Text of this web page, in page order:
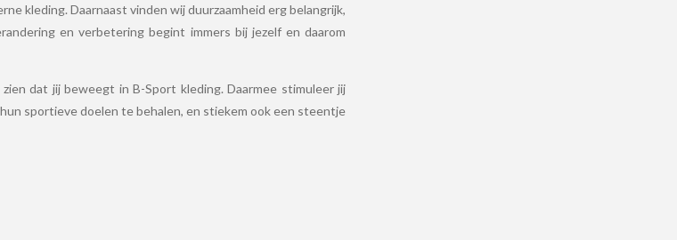
kleding. Daarnaast vinden wij duurzaamheid erg belangrijk,
en verbetering begint immers bij jezelf en daarom
dat jij beweegt in B-Sport kleding. Daarmee stimuleer jij
sportieve doelen te behalen, en stiekem ook een steentje